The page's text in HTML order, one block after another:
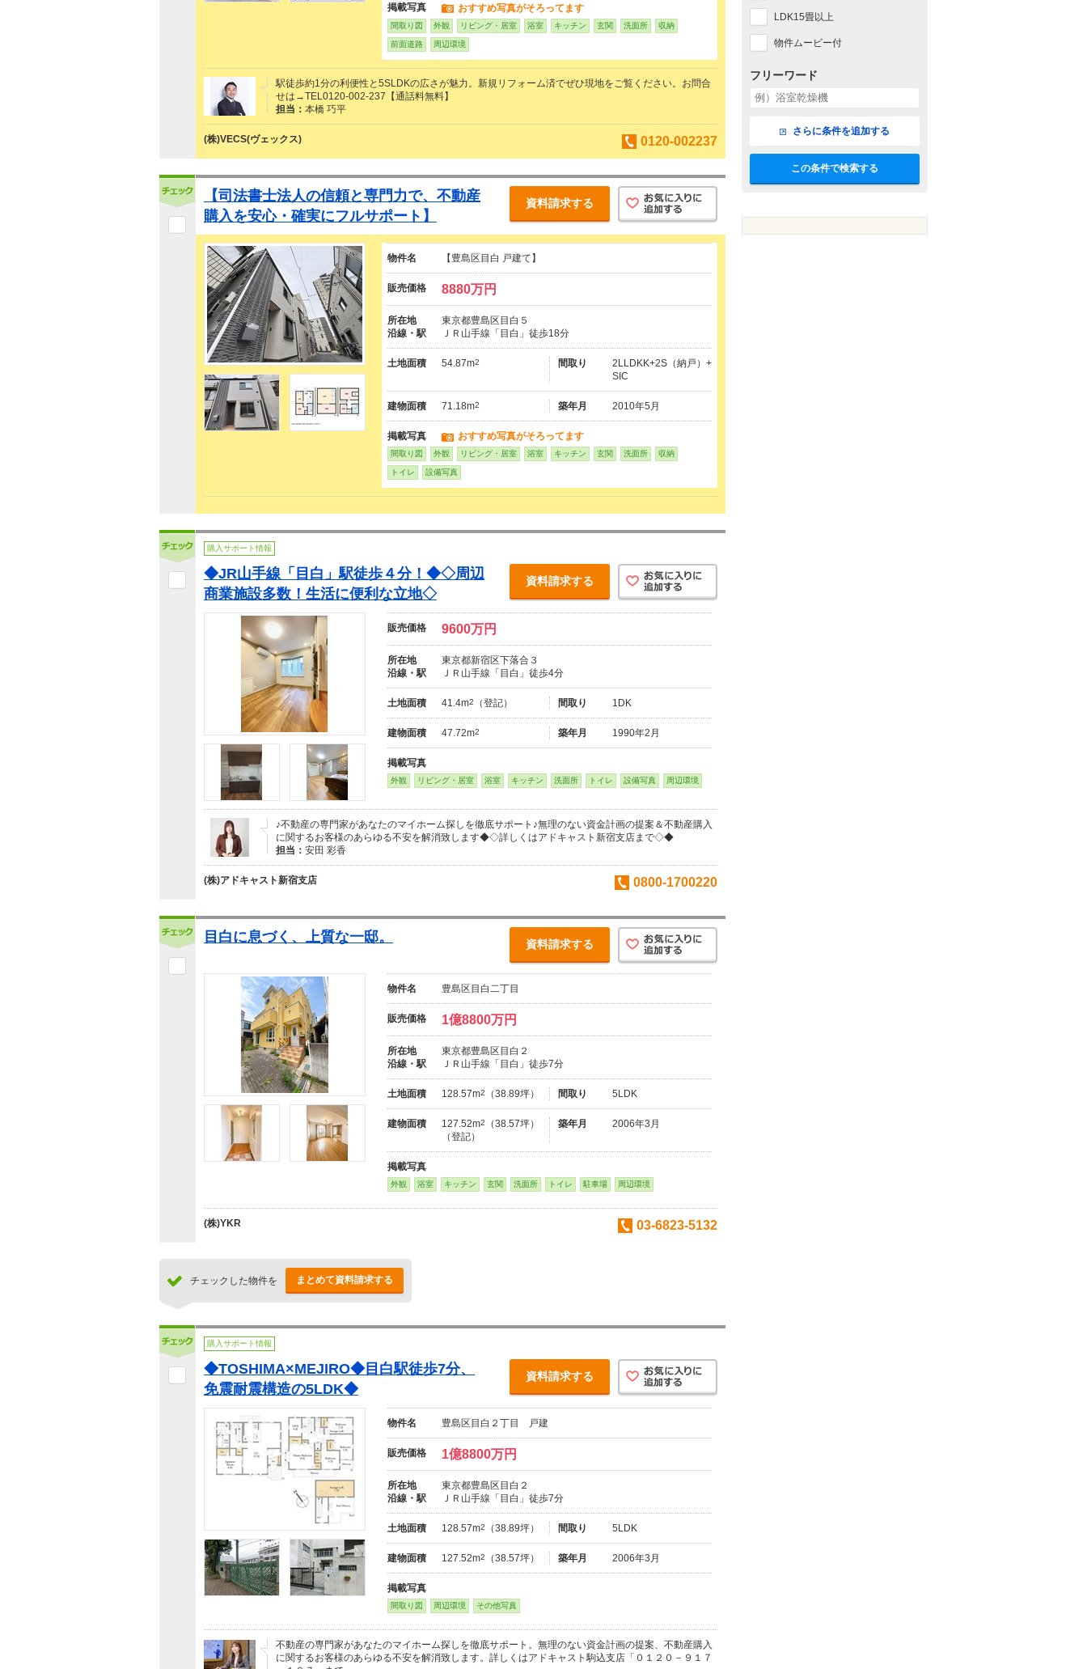
掲載写真 おすすめ写真がそろってます
間取り図 外観 リビング・居室 浴室 キッチン 玄関 洗面所 収納
前面道路 周辺環境
駅徒歩約1分の利便性と5SLDKの広さが魅力。新規リフォーム済でぜひ現地をご覧ください。お問合
せは→TEL0120-002-237【通話料無料】
担当： 本橋 巧平
(株)VECS(ヴェックス) 0120-002237
【司法書士法人の信頼と専門力で、不動産
購入を安心・確実にフルサポート】
資料請求する
物件名 【豊島区目白 戸建て】
販売価格 8880万円
所在地
東京都豊島区目白５
沿線・駅
ＪＲ山手線「目白」徒歩18分
土地面積 54.87m2 間取り
2LLDKK+2S（納戸）+
SIC
建物面積 71.18m2 築年月 2010年5月
掲載写真 おすすめ写真がそろってます
間取り図 外観 リビング・居室 浴室 キッチン 玄関 洗面所 収納
トイレ 設備写真
購入サポート情報
◆JR山手線「目白」駅徒歩４分！◆◇周辺
商業施設多数！生活に便利な立地◇
資料請求する
販売価格 9600万円
所在地
東京都新宿区下落合３
沿線・駅
ＪＲ山手線「目白」徒歩4分
土地面積 41.4m2 （登記） 間取り 1DK
建物面積 47.72m2 築年月 1990年2月
掲載写真
外観 リビング・居室 浴室 キッチン 洗面所 トイレ 設備写真 周辺環境
♪不動産の専門家があなたのマイホーム探しを徹底サポート♪無理のない資金計画の提案＆不動産購入
に関するお客様のあらゆる不安を解消致します◆◇詳しくはアドキャスト新宿支店まで◇◆
担当： 安田 彩香
(株)アドキャスト新宿支店 0800-1700220
目白に息づく、上質な一邸。 資料請求する
物件名 豊島区目白二丁目
販売価格 1億8800万円
所在地
東京都豊島区目白２
沿線・駅
ＪＲ山手線「目白」徒歩7分
土地面積 128.57m2 （38.89坪） 間取り 5LDK
建物面積 127.52m2
（38.57坪）
（登記）
築年月 2006年3月
掲載写真
外観 浴室 キッチン 玄関 洗面所 トイレ 駐車場 周辺環境
(株)YKR 03-6823-5132
チェックした物件を まとめて資料請求する
購入サポート情報
◆TOSHIMA×MEJIRO◆目白駅徒歩7分、
免震耐震構造の5LDK◆
資料請求する
物件名 豊島区目白２丁目 戸建
販売価格 1億8800万円
所在地
東京都豊島区目白２
沿線・駅
ＪＲ山手線「目白」徒歩7分
土地面積 128.57m2 （38.89坪） 間取り 5LDK
建物面積 127.52m2 （38.57坪） 築年月 2006年3月
掲載写真
間取り図 周辺環境 その他写真
不動産の専門家があなたのマイホーム探しを徹底サポート。無理のない資金計画の提案、不動産購入
に関するお客様のあらゆる不安を解消致します。詳しくはアドキャスト駒込支店「０１２０－９１７
LDK15畳以上
物件ムービー付
フリーワード
さらに条件を追加する
この条件で検索する